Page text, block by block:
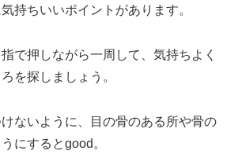
持ちいいポイントがあります。
で押しながら一周して、気持ちよく
を探しましょう。
ないように、目の骨のある所や骨の
にするとgood。